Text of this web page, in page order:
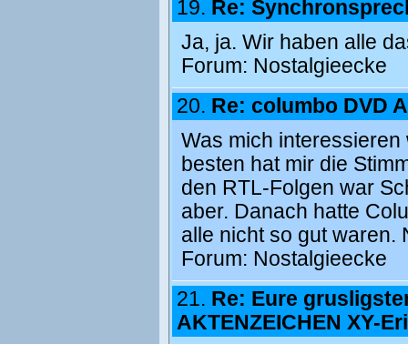
19. Re:
Ja, ja. Wir haben alle
Forum: Nostalgieecke
20. Re: columbo DVD
Was mich
besten hat mir die
den RTL-Folgen war
aber. Danach hatte
alle nicht so gut waren.
Forum: Nostalgieecke
21. Re: Eure
AKTENZEICHEN XY-